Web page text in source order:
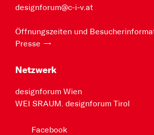
designforum@c-i-v.at
Öffnungszeiten und
Presse
Netzwerk
designforum Wien
WEI SRAUM. designforum Tirol
Facebook